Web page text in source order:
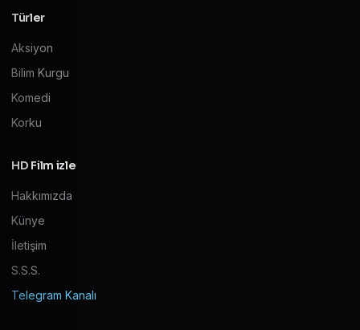
Türler
Aksiyon
Bilim Kurgu
Komedi
Korku
HD Film izle
Hakkımızda
Künye
İletişim
S.S.S.
Telegram Kanalı